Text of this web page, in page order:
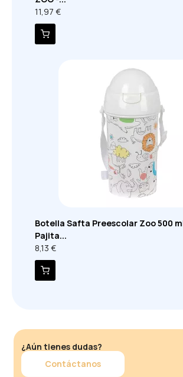
11,97 €
Botella Safta Preescolar Zoo 500
Pajita...
8,13 €
¿Aún tienes dudas?
Contáctanos